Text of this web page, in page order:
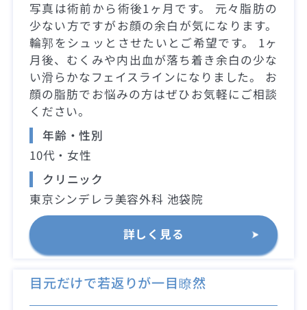
写真は術前から術後1ヶ月です。 元々脂肪の
少ない方ですがお顔の余白が気になります。
輪郭をシュッとさせたいとご希望です。 1ヶ
月後、むくみや内出血が落ち着き余白の少な
い滑らかなフェイスラインになりました。 お
顔の脂肪でお悩みの方はぜひお気軽にご相談
ください。
年齢・性別
10代・女性
クリニック
東京シンデレラ美容外科 池袋院
詳しく見る
目元だけで若返りが一目瞭然